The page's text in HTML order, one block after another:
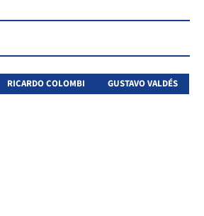
RICARDO COLOMBI GUSTAVO VALDÉS